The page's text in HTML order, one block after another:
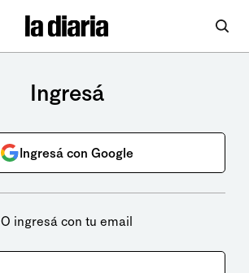
Ingresá
Ingresá con Google
O ingresá con tu email